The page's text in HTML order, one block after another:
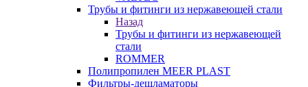
Трубы и фитинги из нержавеющей стали
Назад
Трубы и фитинги из нержавеющей
стали
ROMMER
Полипропилен MEER PLAST
Фильтры-дешламаторы